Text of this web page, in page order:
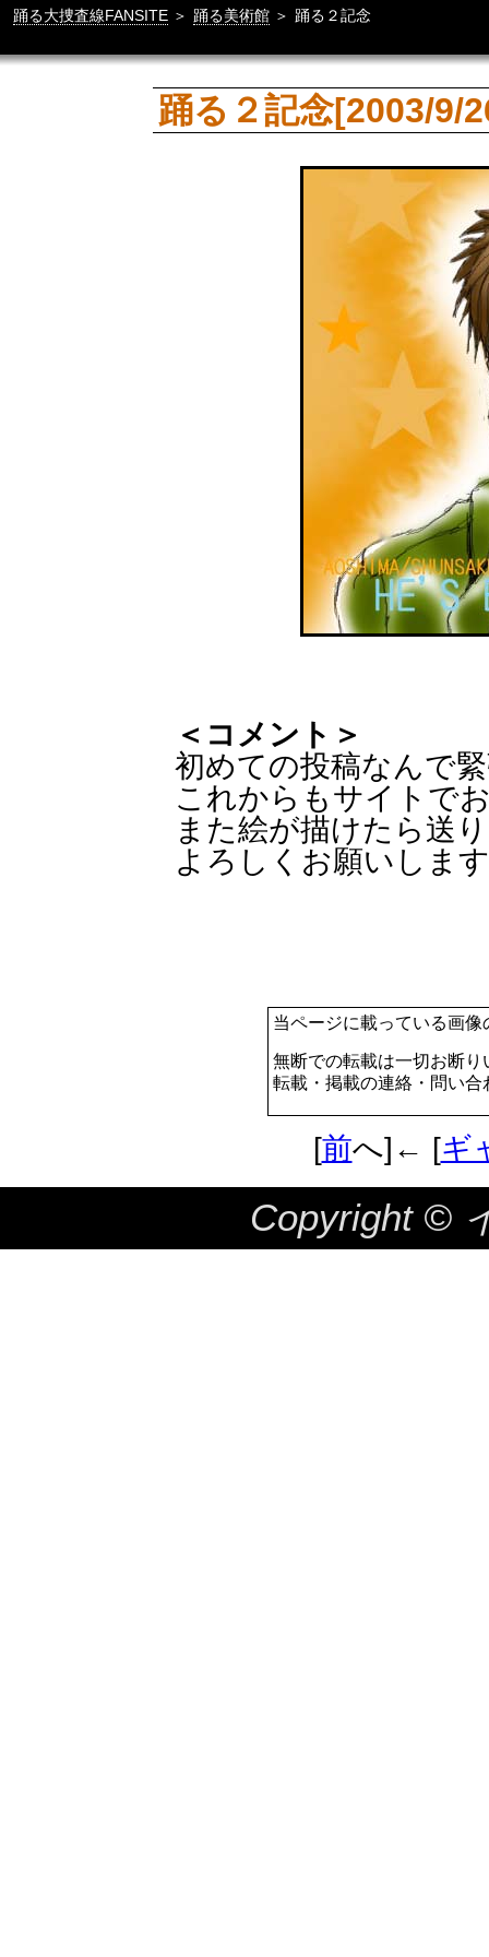
踊る大捜査線FANSITE ＞ 踊る美術館 ＞ 踊る２記念
踊る２記念[2003/9/
＜コメント＞
初めての投稿なんで
これからもサイトで
また絵が描けたら送
よろしくお願いしま
当ページに載っている画
無断での転載は一切お断り
転載・掲載の連絡・問い
[前へ]← [ギ
Copyright ©